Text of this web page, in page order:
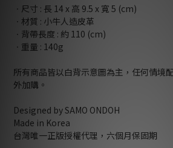
ㆍ尺寸 : 長 14 x 高 9.5 x 寬 5 (cm)
ㆍ材質 : 小牛人造皮革
ㆍ背帶長度 : 約 110 (cm)
ㆍ重量 : 140g
所有商品皆以白背示意圖為主，任何情境
外加購。
Designed by SAMO ONDOH
Made in Korea
台灣唯一正版授權代理，六個月保固期